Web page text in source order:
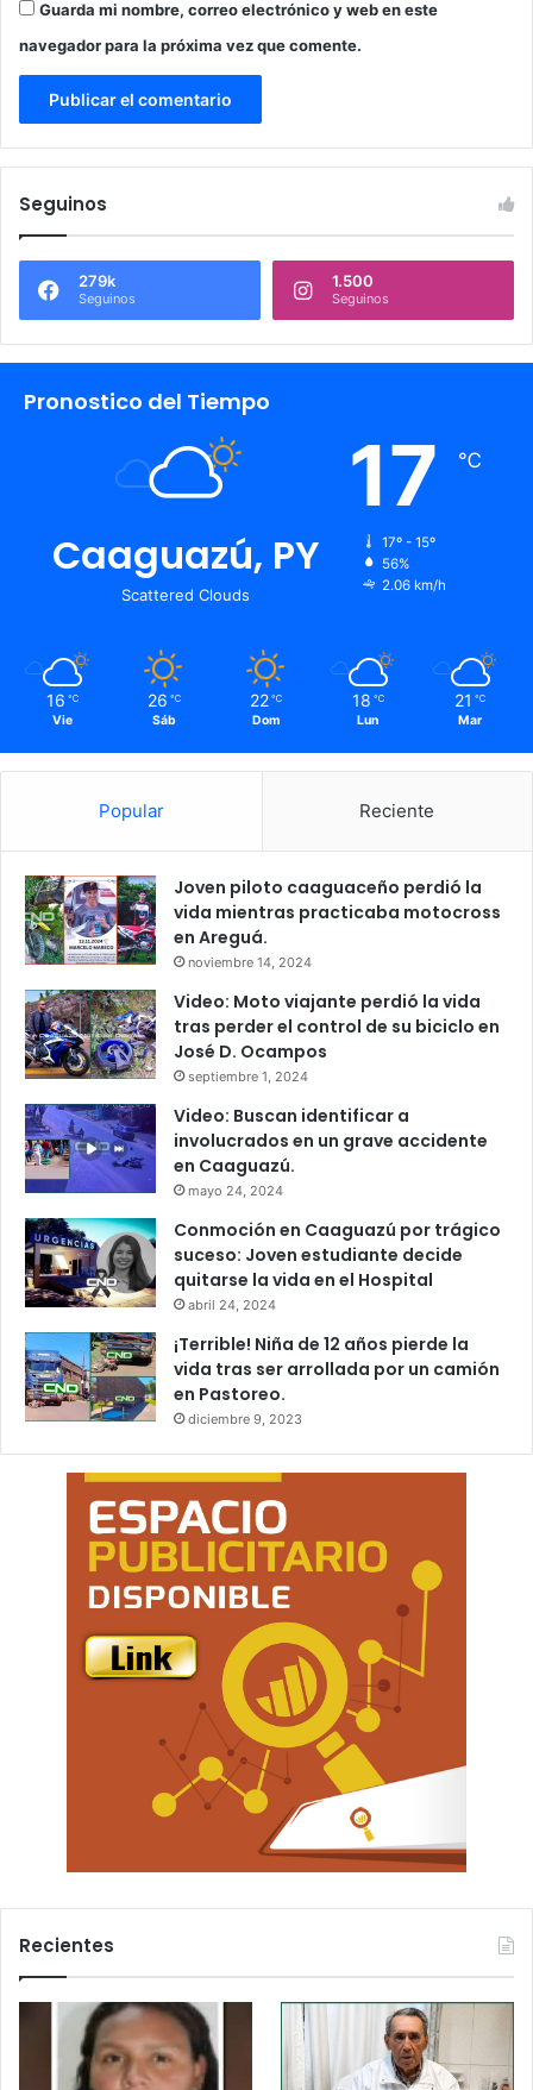
Guarda mi nombre, correo electrónico y web en este
navegador para la próxima vez que comente.
Seguinos
279k
Seguinos
1.500
Seguinos
Pronostico del Tiempo
Caaguazú, PY
Scattered Clouds
17 ℃
17º - 15º
56%
2.06 km/h
16 ℃
Vie
26 ℃
Sáb
22 ℃
Dom
18 ℃
Lun
21 ℃
Mar
Popular Reciente
Joven piloto caaguaceño perdió la
vida mientras practicaba motocross
en Areguá.
noviembre 14, 2024
Video: Moto viajante perdió la vida
tras perder el control de su biciclo en
José D. Ocampos
septiembre 1, 2024
Video: Buscan identificar a
involucrados en un grave accidente
en Caaguazú.
mayo 24, 2024
Conmoción en Caaguazú por trágico
suceso: Joven estudiante decide
quitarse la vida en el Hospital
abril 24, 2024
¡Terrible! Niña de 12 años pierde la
vida tras ser arrollada por un camión
en Pastoreo.
diciembre 9, 2023
Recientes